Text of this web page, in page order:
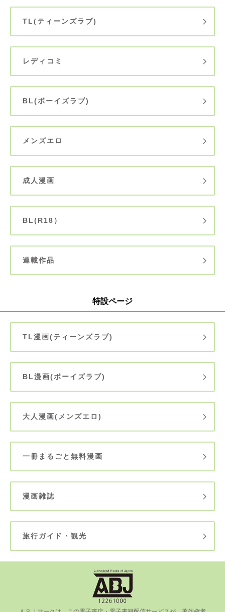
TL(ティーンズラブ)
レディコミ
BL(ボーイズラブ)
メンズエロ
成人漫画
BL(R18）
連載作品
特設ページ
TL漫画(ティーンズラブ)
BL漫画(ボーイズラブ)
大人漫画(メンズエロ)
一冊まるごと無料漫画
漫画雑誌
旅行ガイド・観光